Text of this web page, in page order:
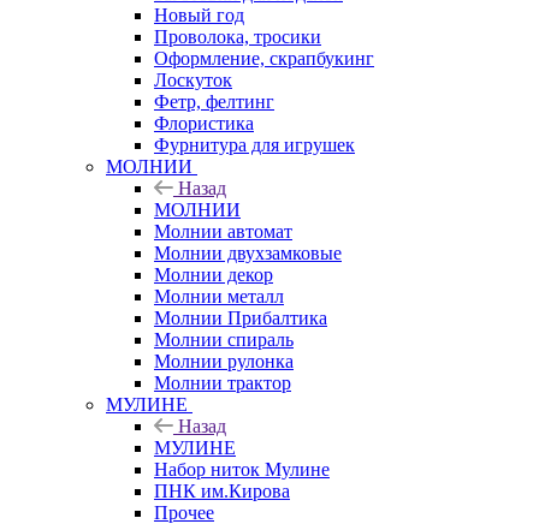
Новый год
Проволока, тросики
Оформление, скрапбукинг
Лоскуток
Фетр, фелтинг
Флористика
Фурнитура для игрушек
МОЛНИИ
Назад
МОЛНИИ
Молнии автомат
Молнии двухзамковые
Молнии декор
Молнии металл
Молнии Прибалтика
Молнии спираль
Молнии рулонка
Молнии трактор
МУЛИНЕ
Назад
МУЛИНЕ
Набор ниток Мулине
ПНК им.Кирова
Прочее